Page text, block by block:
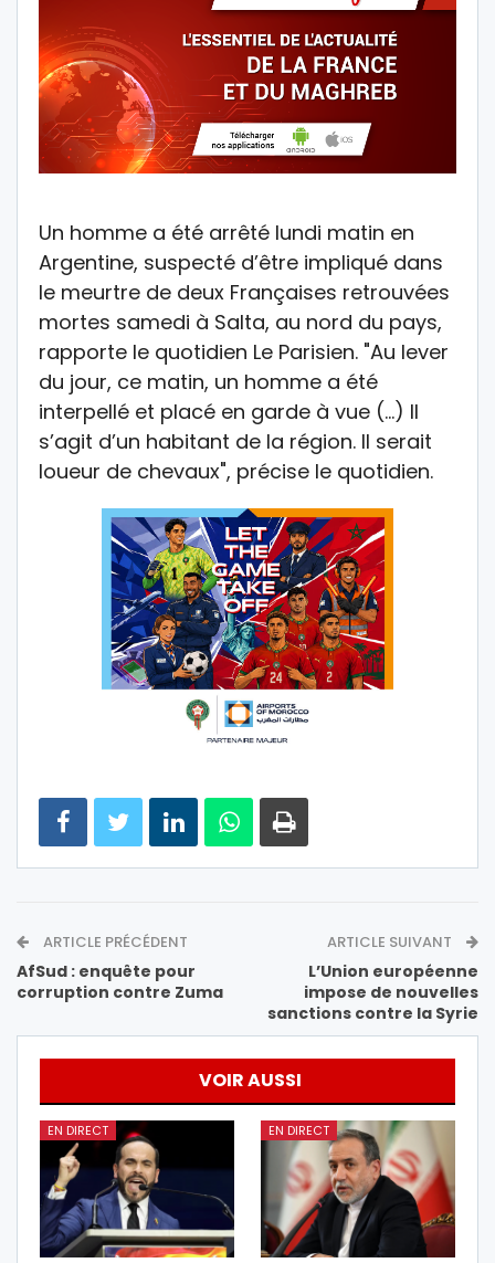
Un homme a été arrêté lundi matin en
Argentine, suspecté d’être impliqué dans
le meurtre de deux Françaises retrouvées
mortes samedi à Salta, au nord du pays,
rapporte le quotidien Le Parisien. "Au lever
du jour, ce matin, un homme a été
interpellé et placé en garde à vue (…) Il
s’agit d’un habitant de la région. Il serait
loueur de chevaux", précise le quotidien.
ARTICLE PRÉCÉDENT
AfSud : enquête pour
corruption contre Zuma
ARTICLE SUIVANT
L’Union européenne
impose de nouvelles
sanctions contre la Syrie
VOIR AUSSI
EN DIRECT EN DIRECT